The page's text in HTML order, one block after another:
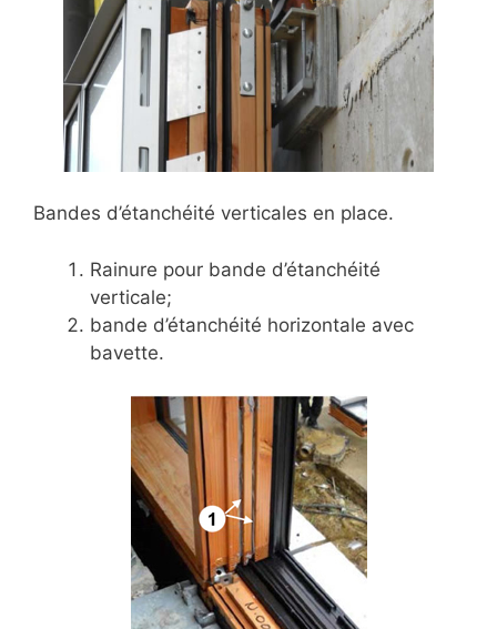
Bandes d’étanchéité verticales en place.
Rainure pour bande d’étanchéité
verticale;
bande d’étanchéité horizontale avec
bavette.